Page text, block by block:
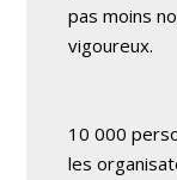
pas moins
vigoureux.
10 000
les